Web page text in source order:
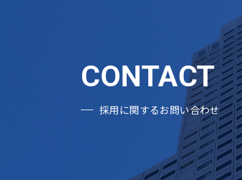
採用に関するお問い合わせ